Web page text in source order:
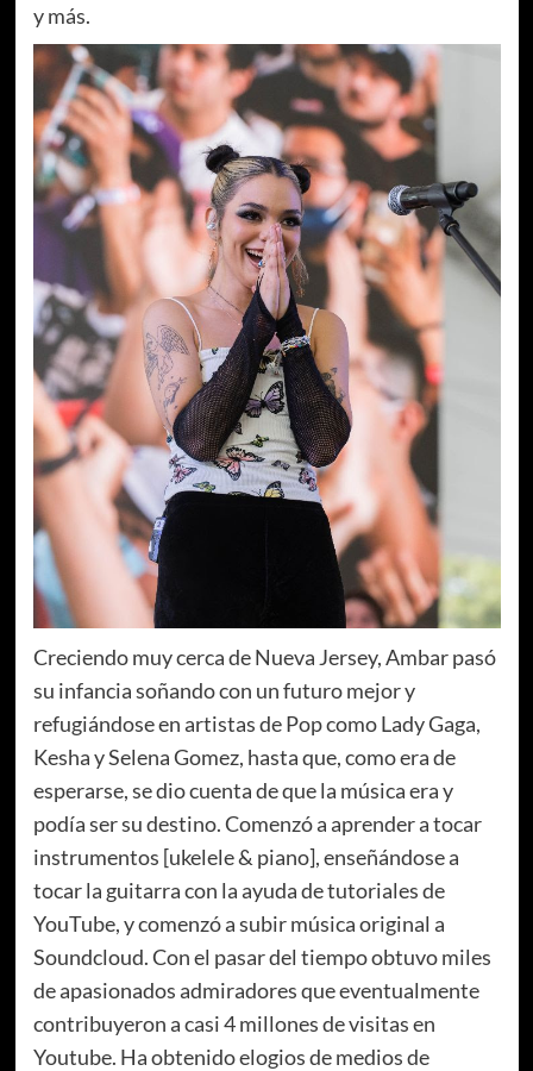
y más.
Creciendo muy cerca de Nueva Jersey, Ambar pasó
su infancia soñando con un futuro mejor y
refugiándose en artistas de Pop como Lady Gaga,
Kesha y Selena Gomez, hasta que, como era de
esperarse,se dio cuenta de que la música era y
podía ser su destino. Comenzó a aprender a tocar
instrumentos [ukelele & piano], enseñándose a
tocar la guitarra con la ayuda de tutoriales de
YouTube, y comenzó a subir música original a
Soundcloud. Con el pasar del tiempo obtuvo miles
de apasionados admiradores que eventualmente
contribuyeron a casi 4 millones de visitas en
Youtube. Ha obtenido elogios de medios de